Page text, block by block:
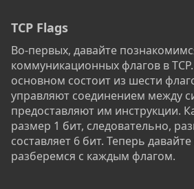
TCP Flags
Во-первых, давайте
коммуникационных флагов в
основном состоит из шести
управляют соединением между
предоставляют им инструкции.
размер 1 бит, следовательно,
составляет 6 бит. Теперь
разберемся с каждым флагом.